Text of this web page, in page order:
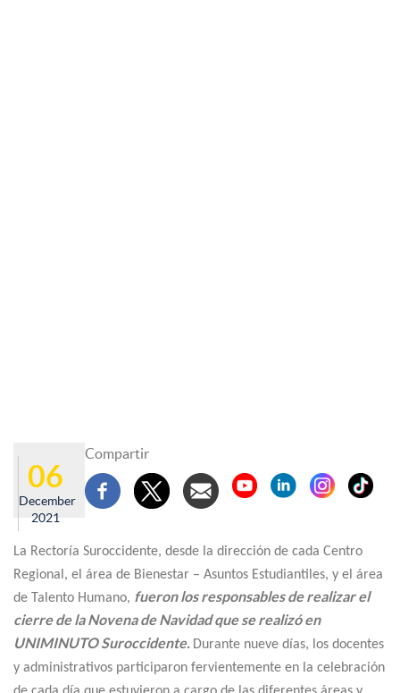
06
December
2021
Compartir
La Rectoría Suroccidente, desde la dirección de cada Centro
Regional, el área de Bienestar – Asuntos Estudiantiles, y el área
de Talento Humano, fueron los responsables de realizar el
cierre de la Novena de Navidad que se realizó en
UNIMINUTO Suroccidente. Durante nueve días, los docentes
y administrativos participaron fervientemente en la celebración